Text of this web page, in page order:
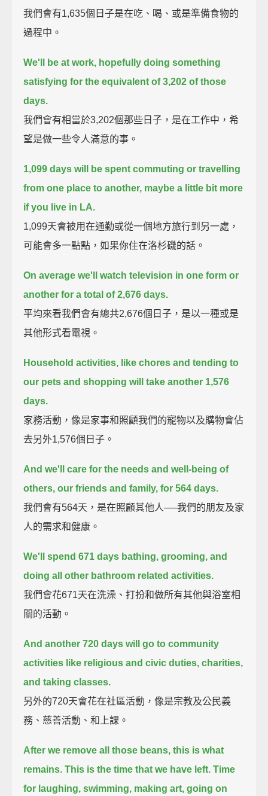
我們會有1,635個日子是在吃、喝、或是準備食物的
過程中。
We'll be at work, hopefully doing something
satisfying for the equivalent of 3,202 of those
days.
我們會有相當於3,202個那些日子，是在工作中，希
望是做一些令人滿意的事。
1,099 days will be spent commuting or travelling
from one place to another, maybe a little bit more
if you live in LA.
1,099天會被用在通勤或從一個地方旅行到另一處，
可能會多一點點，如果你住在洛杉磯的話。
On average we'll watch television in one form or
another for a total of 2,676 days.
平均來看我們會有總共2,676個日子，是以一種或是
其他形式看電視。
Household activities, like chores and tending to
our pets and shopping will take another 1,576
days.
家務活動，像是家事和照顧我們的寵物以及購物會佔
去另外1,576個日子。
And we'll care for the needs and well-being of
others, our friends and family, for 564 days.
我們會有564天，是在照顧其他人──我們的朋友及家
人的需求和健康。
We'll spend 671 days bathing, grooming, and
doing all other bathroom related activities.
我們會花671天在洗澡、打扮和做所有其他與浴室相
關的活動。
And another 720 days will go to community
activities like religious and civic duties, charities,
and taking classes.
另外的720天會花在社區活動，像是宗教及公民義
務、慈善活動、和上課。
After we remove all those beans, this is what
remains. This is the time that we have left. Time
for laughing, swimming, making art, going on